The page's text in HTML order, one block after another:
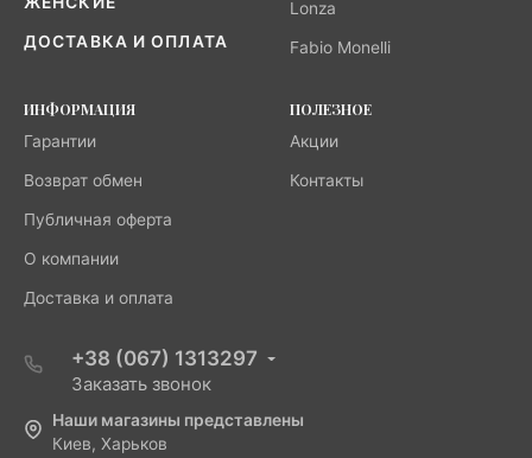
ДОСТАВКА И ОПЛАТА
Lonza
Fabio Monelli
ИНФОРМАЦИЯ
Гарантии
Возврат обмен
Публичная оферта
О компании
Доставка и оплата
ПОЛЕЗНОЕ
Акции
Контакты
+38 (067) 1313297
Заказать звонок
Наши магазины представлены
Киев, Харьков